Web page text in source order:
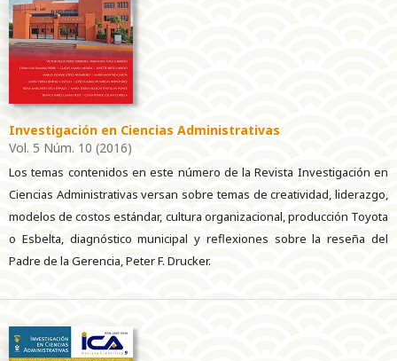
Investigación en Ciencias Administrativas
Vol. 5 Núm. 10 (2016)
Los temas contenidos en este número de la Revista Investigación en
Ciencias Administrativas versan sobre temas de creatividad, liderazgo,
modelos de costos estándar, cultura organizacional, producción Toyota
o Esbelta, diagnóstico municipal y reflexiones sobre la reseña del
Padre de la Gerencia, Peter F. Drucker.